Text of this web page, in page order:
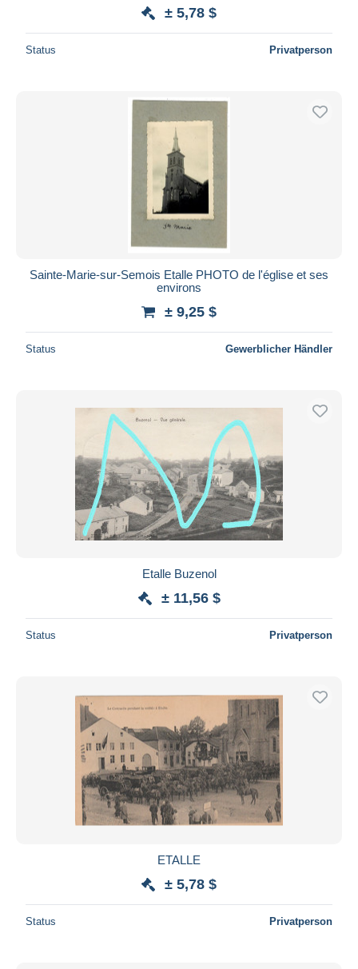
± 5,78 $
Status Privatperson
Sainte-Marie-sur-Semois Etalle PHOTO de l'église et ses
environs
± 9,25 $
Status Gewerblicher Händler
Etalle Buzenol
± 11,56 $
Status Privatperson
ETALLE
± 5,78 $
Status Privatperson